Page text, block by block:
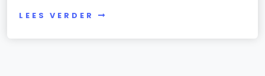
LEES VERDER